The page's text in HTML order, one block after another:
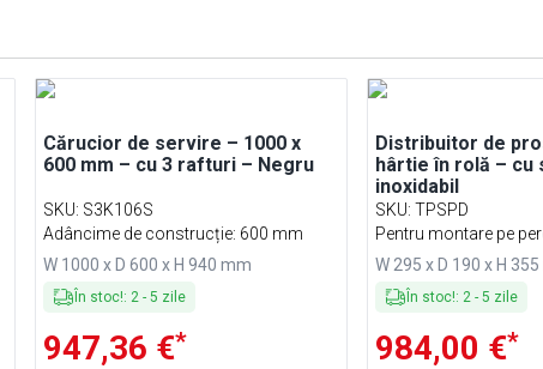
Cărucior de servire – 1000 x
600 mm – cu 3 rafturi – Negru
SKU: S3K106S
Adâncime de construcție: 600 mm
W 1000 x D 600 x H 940 mm
În stoc!: 2 -5 zile
947,36 €*
Distribuitor de
hârtie în rolă – cu
inoxidabil
SKU:TPSPD
Pentru montare pe
W 295 x D 190 x H
În stoc!: 2 -5 zile
984,00 €*